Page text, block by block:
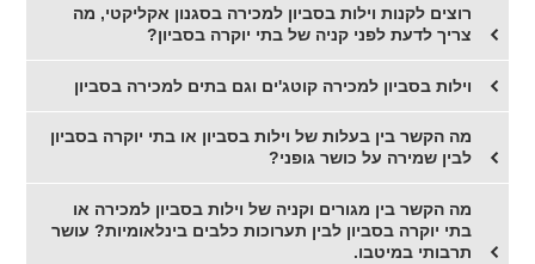
רוצים לקנות וילות בסביון למכירה בסגנון אקליקטי, מה
צריך לדעת לפני קניה של בתי יוקרה בסביון?
וילות בסביון למכירה קוטג'ים וגם בתים למכירה בסביון
מה הקשר בין בעלות של וילות בסביון או בתי יוקרה בסביון
לבין שמירה על כושר גופני?
מה הקשר בין מגורים וקניה של וילות בסביון למכירה או
בתי יוקרה בסביון לבין תערוכות כלבים בינלאומיות? עושר
תרבותי במיטבו.